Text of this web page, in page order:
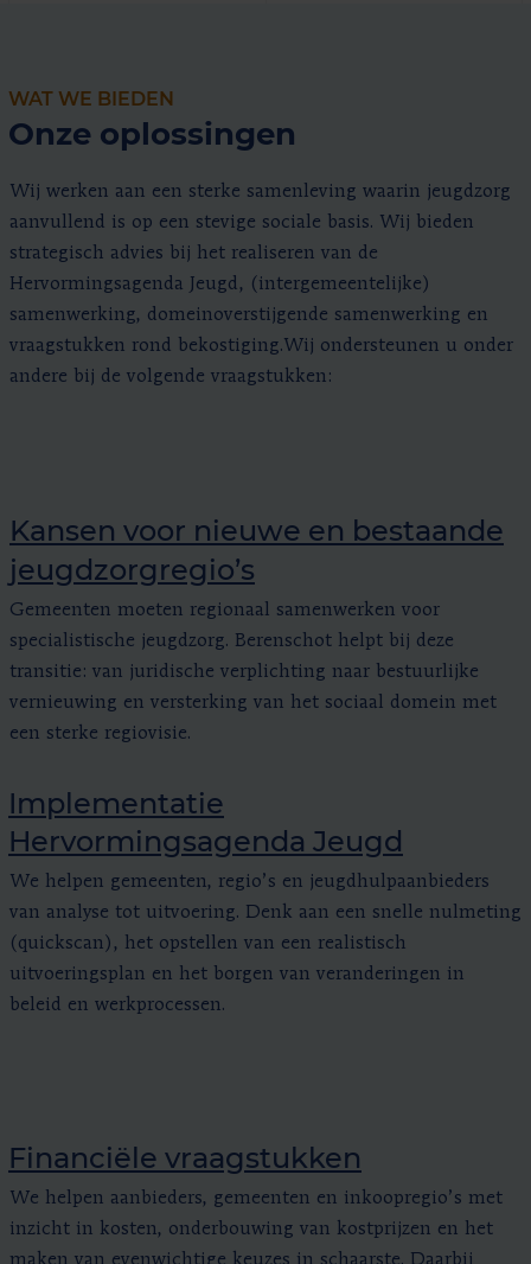
WAT WE BIEDEN
Onze oplossingen
Wij werken aan een sterke samenleving waarin jeugdzorg
aanvullend is op een stevige sociale basis. Wij bieden
strategisch advies bij het realiseren van de
Hervormingsagenda Jeugd, (intergemeentelijke)
samenwerking, domeinoverstijgende samenwerking en
vraagstukken rond bekostiging.Wij ondersteunen u onder
andere bij de volgende vraagstukken:
Kansen voor nieuwe en bestaande
jeugdzorgregio’s
Gemeenten moeten regionaal samenwerken voor
specialistische jeugdzorg. Berenschot helpt bij deze
transitie: van juridische verplichting naar bestuurlijke
vernieuwing en versterking van het sociaal domein met
een sterke regiovisie.
Implementatie
Hervormingsagenda Jeugd
We helpen gemeenten, regio’s en jeugdhulpaanbieders
van analyse tot uitvoering. Denk aan een snelle nulmeting
(quickscan), het opstellen van een realistisch
uitvoeringsplan en het borgen van veranderingen in
beleid en werkprocessen.
Financiële vraagstukken
We helpen aanbieders, gemeenten en inkoopregio’s met
inzicht in kosten, onderbouwing van kostprijzen en het
maken van evenwichtige keuzes in schaarste. Daarbij